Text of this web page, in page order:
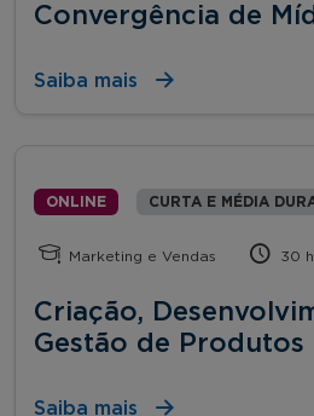
Convergência de
Saiba mais
ONLINE CURTA E MÉDIA
Marketing e Vendas 30
Criação,
Gestão de Produtos
Saiba mais